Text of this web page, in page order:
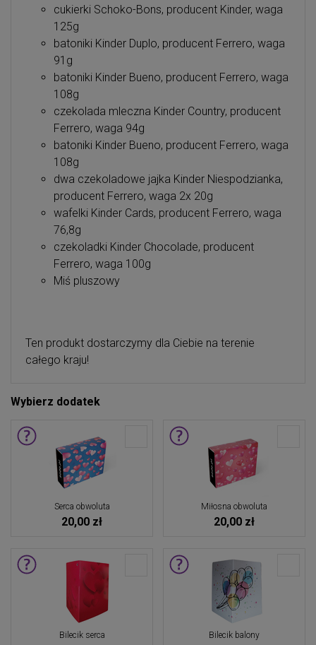
cukierki Schoko-Bons, producent Kinder, waga
125g
batoniki Kinder Duplo, producent Ferrero, waga
91g
batoniki Kinder Bueno, producent Ferrero, waga
108g
czekolada mleczna Kinder Country, producent
Ferrero, waga 94g
batoniki Kinder Bueno, producent Ferrero, waga
108g
dwa czekoladowe jajka Kinder Niespodzianka,
producent Ferrero, waga 2x 20g
wafelki Kinder Cards, producent Ferrero, waga
76,8g
czekoladki Kinder Chocolade, producent
Ferrero, waga 100g
Miś pluszowy
Ten produkt dostarczymy dla Ciebie na terenie
całego kraju!
Wybierz dodatek
Serca obwoluta
20,00 zł
Miłosna obwoluta
20,00 zł
Bilecik serca Bilecik balony